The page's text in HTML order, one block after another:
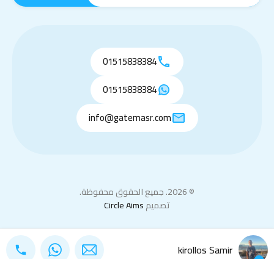
01515838384
01515838384
info@gatemasr.com
© 2026. جميع الحقوق محفوظة.
تصميمCircle Aims
kirollos Samir